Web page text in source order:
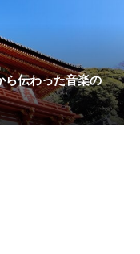
ら伝わった音楽の